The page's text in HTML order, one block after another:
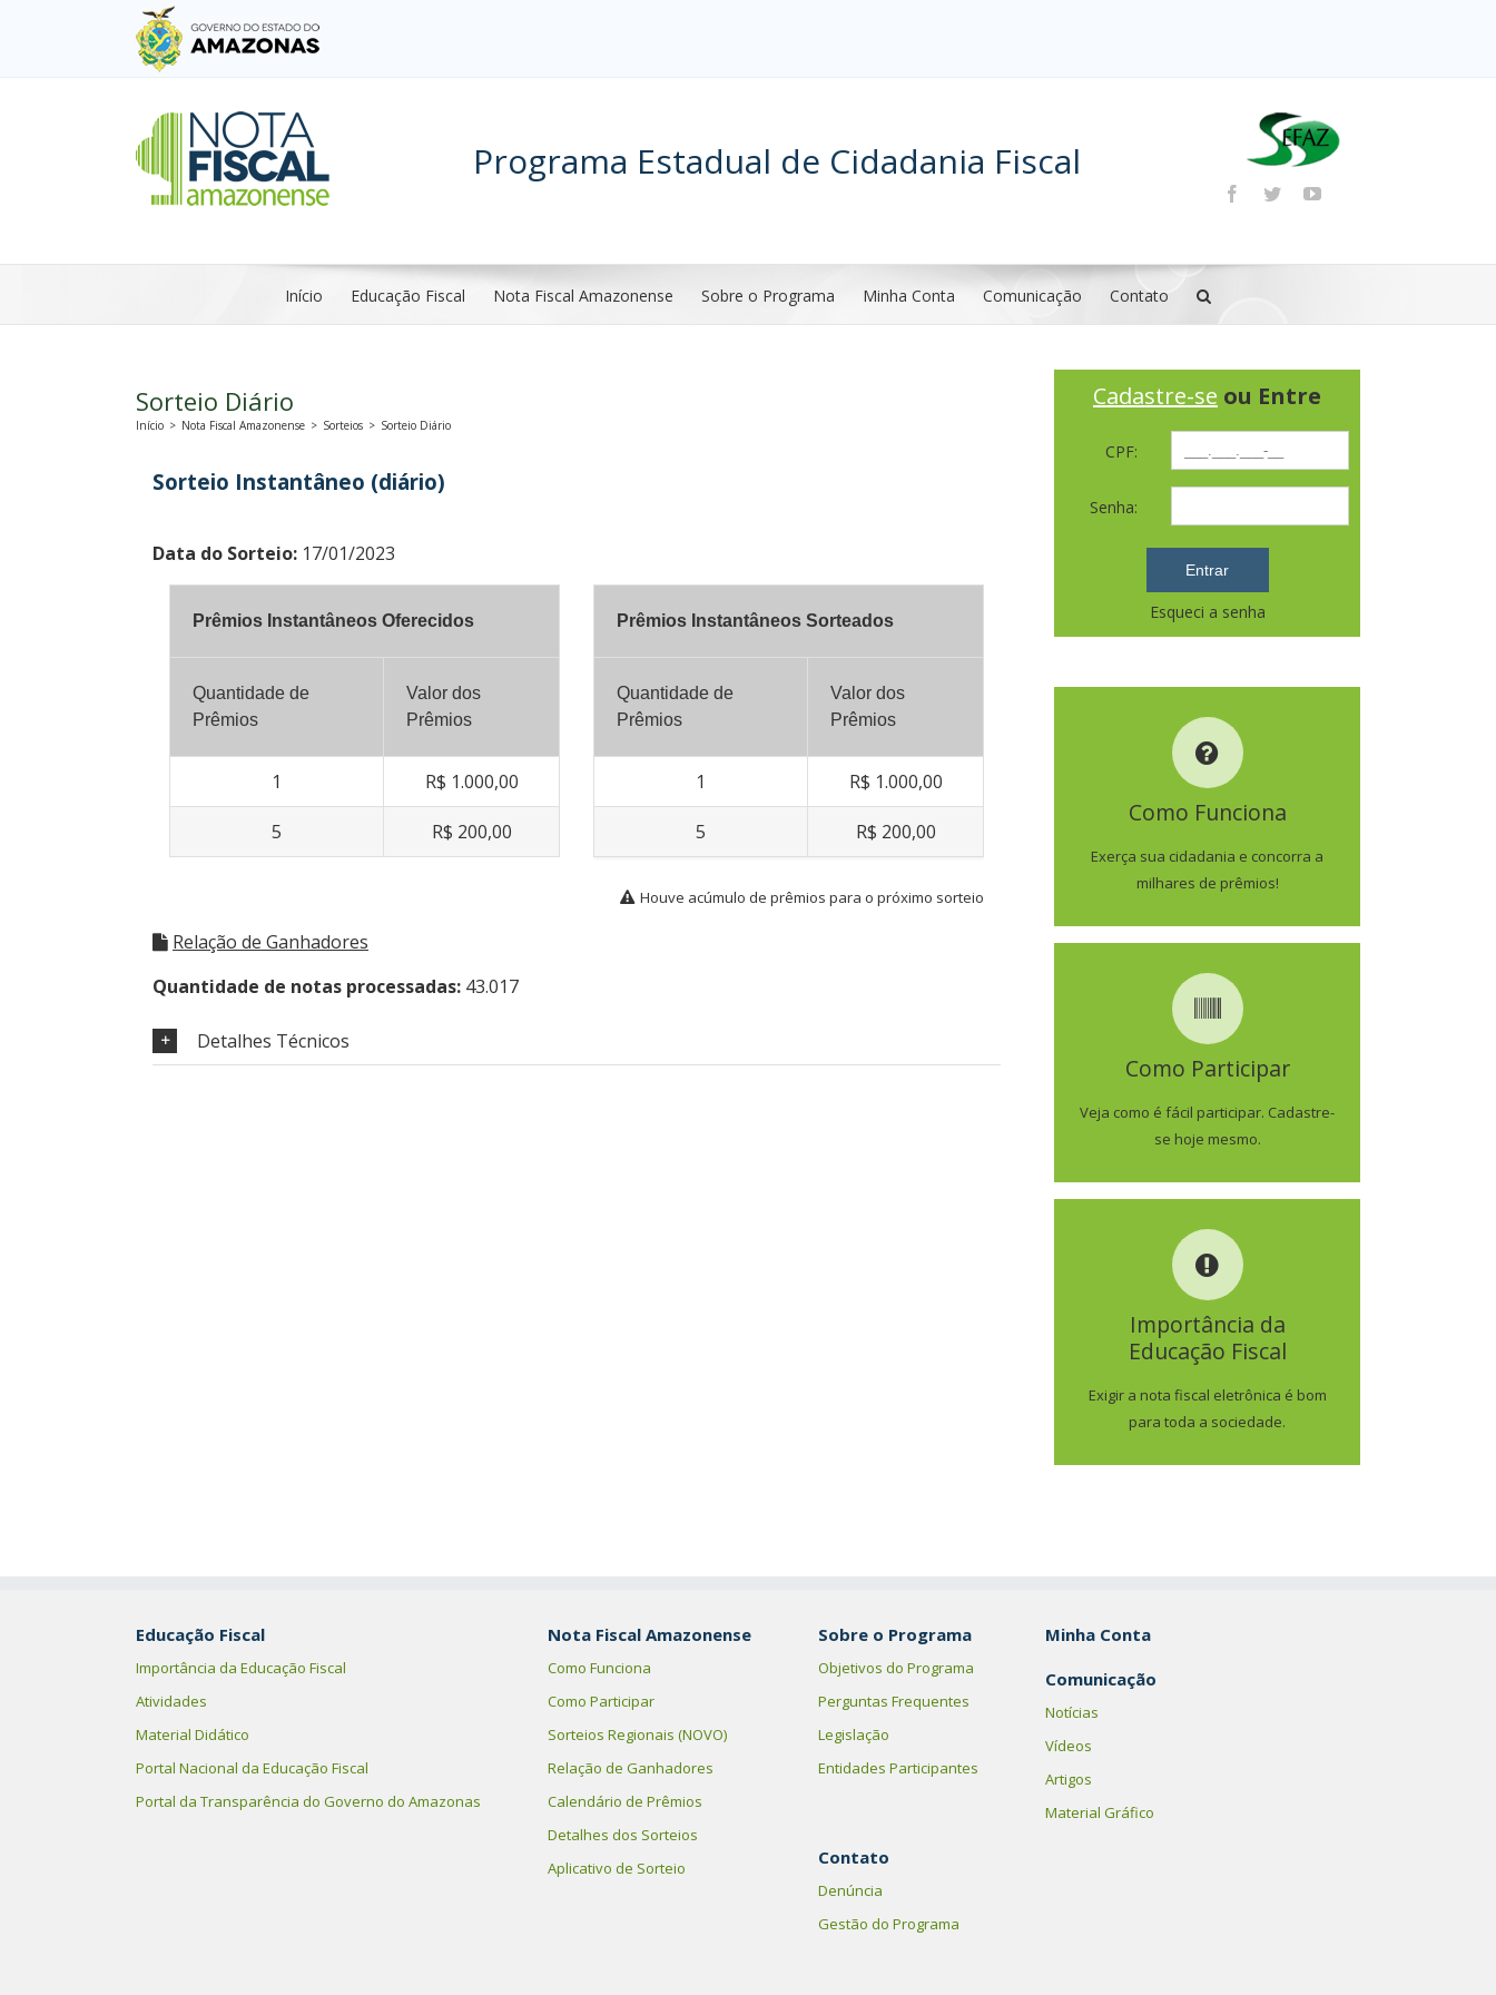
Programa Estadual de Cidadania Fiscal
Início Educação Fiscal Nota Fiscal Amazonense Sobre o Programa Minha Conta Comunicação Contato
Sorteio Diário
Início > Nota Fiscal Amazonense > Sorteios > Sorteio Diário
Sorteio Instantâneo (diário)
Data do Sorteio: 17/01/2023
Prêmios Instantâneos Oferecidos
Quantidade de
Prêmios
Valor dos
Prêmios
1 R$ 1.000,00
5 R$ 200,00
Prêmios Instantâneos Sorteados
Quantidade de
Prêmios
Valor dos
Prêmios
1 R$ 1.000,00
5 R$ 200,00
Houve acúmulo de prêmios para o próximo sorteio
Relação de Ganhadores
Quantidade de notas processadas: 43.017
Detalhes Técnicos
Cadastre-se ou Entre
CPF:
Senha:
Esqueci a senha
Como Funciona
Exerça sua cidadania e concorra a
milhares de prêmios!
COMO FUNCIONA
Como Participar
Veja como é fácil participar. Cadastre-
se hoje mesmo.
COMO PARTICIPAR
Importância da
Educação Fiscal
Exigir a nota fiscal eletrônica é bom
para toda a sociedade.
IMPORTÂNCIA DA
SAIBA MAIS
Educação Fiscal
Importância da Educação Fiscal
Atividades
Material Didático
Portal Nacional da Educação Fiscal
Portal da Transparência do Governo do Amazonas
Nota Fiscal Amazonense
Como Funciona
Como Participar
Sorteios Regionais (NOVO)
Relação de Ganhadores
Calendário de Prêmios
Detalhes dos Sorteios
Aplicativo de Sorteio
Sobre o Programa
Objetivos do Programa
Perguntas Frequentes
Legislação
Entidades Participantes
Minha Conta
Comunicação
Notícias
Vídeos
Artigos
Material Gráfico
Contato
Denúncia
Gestão do Programa